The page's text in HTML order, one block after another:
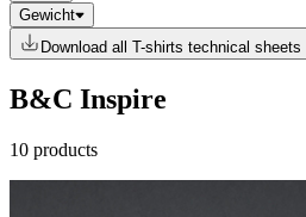
Gewicht
Download all T-shirts technical sheets
B&C Inspire
10 products